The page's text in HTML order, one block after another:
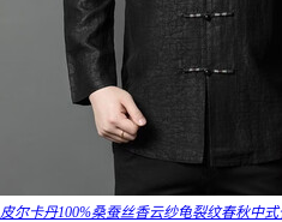
皮尔卡丹100%桑蚕丝香云纱龟裂纹春秋中